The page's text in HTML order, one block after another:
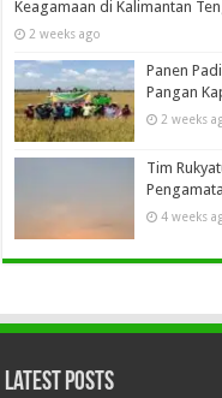
Keagamaan di Kalimantan
2 weeks ago
Panen
Pangan
2 weeks
Tim
4 weeks
Latest Posts